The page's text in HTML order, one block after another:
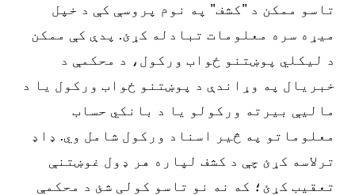
تاسو ممکن د "کشف" په نوم پروسې کې د خپل
میړه سره معلومات تبادله کړئ. پدې کې ممکن
د لیکلي پوښتنو ځواب ورکول، د محکمې د
خبریال په وړاندې د پوښتنو ځواب ورکول یا د
مالیې بیرته ورکولو یا د بانکي حساب
معلوماتو په څیر اسناد ورکول شامل وي. ډاډ
ترلاسه کړئ چې د کشف لپاره هر ډول غوښتنې
تعقیب کړئ؛ که نه نو تاسو کولی شئ د محکمې